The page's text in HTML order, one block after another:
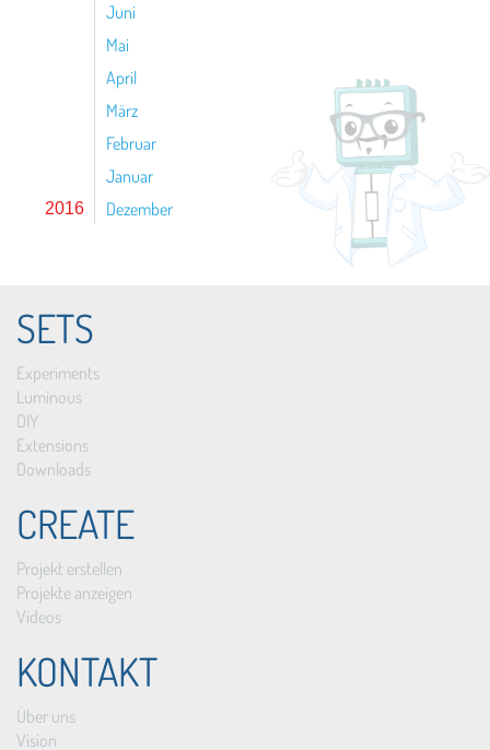
Juni
Mai
April
März
Februar
Januar
2016 Dezember
SETS
Experiments
Luminous
DIY
Extensions
Downloads
CREATE
Projekt erstellen
Projekte anzeigen
Videos
KONTAKT
Über uns
Vision